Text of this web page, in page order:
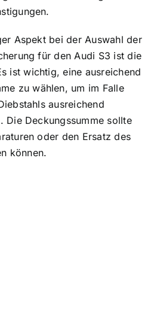
Aspekt bei der Auswahl der
für den Audi S3 ist die
ist wichtig, eine ausreichend
zu wählen, um im Falle
ausreichend
Die Deckungssumme sollte
oder den Ersatz des
können.